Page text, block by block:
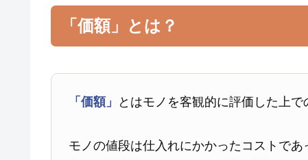
「価額」とは？
「価額」 とはモノを客観的に評価した上で
モノの値段は仕入れにかかったコストで